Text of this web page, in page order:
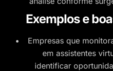
Exemplos e
Empresas que
em assistentes
identificar